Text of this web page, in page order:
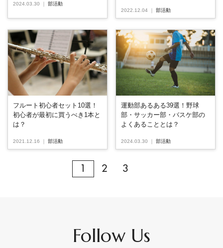
2024.03.30 部活動
2022.12.04 部活動
フルート初心者セット10選！
初心者が最初に買うべき1本と
は？
2021.12.16 部活動
運動部あるある39選！野球
部・サッカー部・バスケ部の
よくあることとは？
2024.03.30 部活動
1 2 3
Follow Us